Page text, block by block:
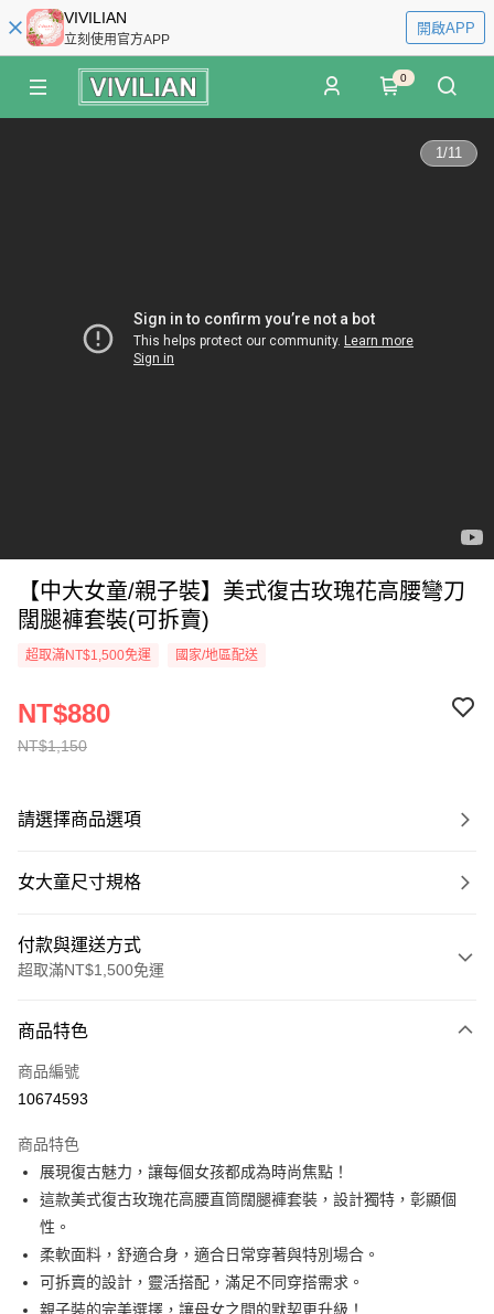
VIVILIAN
立刻使用官方APP
開啟APP
0
1/11
【中大女童/親子裝】美式復古玫瑰花高腰彎刀
闊腿褲套裝(可拆賣)
超取滿NT$1,500免運 國家/地區配送
NT$1,150
NT$880
請選擇商品選項
女大童尺寸規格
付款與運送方式
超取滿NT$1,500免運
信用卡一次付款
信用卡分期付款
合作金庫商業銀行
華南商業銀行
彰化商業銀行
上海商業儲蓄銀行
台北富邦商業銀行
國泰世華商業銀行
臺灣中小企業銀行
台中商業銀行
匯豐（台灣）商業銀行
華泰商業銀行
聯邦商業銀行
遠東國際商業銀行
超商取貨付款
LINE Pay
Apple Pay
街口支付
商品特色
商品編號
10674593
商品特色
展現復古魅力，讓每個女孩都成為時尚焦點！
這款美式復古玫瑰花高腰直筒闊腿褲套裝，設計獨特，彰顯個
性。
柔軟面料，舒適合身，適合日常穿著與特別場合。
可拆賣的設計，靈活搭配，滿足不同穿搭需求。
親子裝的完美選擇，讓母女之間的默契更升級！